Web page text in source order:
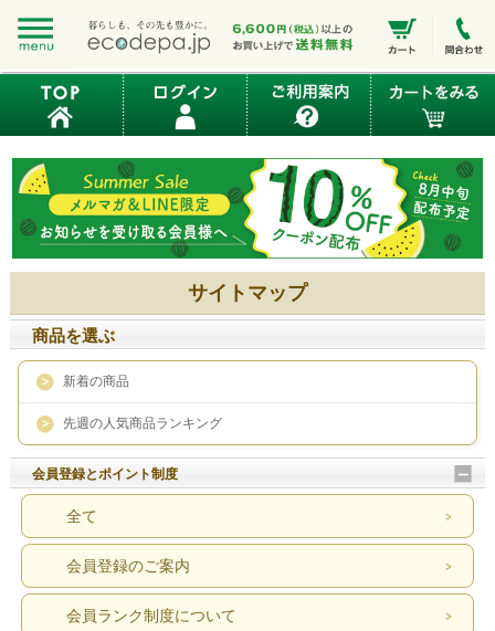
サイトマップ
商品を選ぶ
新着の商品
先週の人気商品ランキング
会員登録とポイント制度
全て
会員登録のご案内
会員ランク制度について